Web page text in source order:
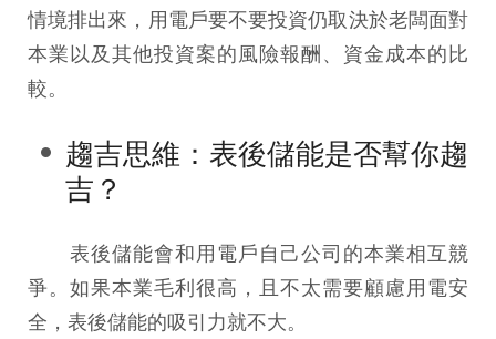
情境排出來，用電戶要不要投資仍取決於老闆面對
本業以及其他投資案的風險報酬、資金成本的比
較。
趨吉思維：表後儲能是否幫你趨
吉？
表後儲能會和用電戶自己公司的本業相互競
爭。如果本業毛利很高，且不太需要顧慮用電安
全，表後儲能的吸引力就不大。